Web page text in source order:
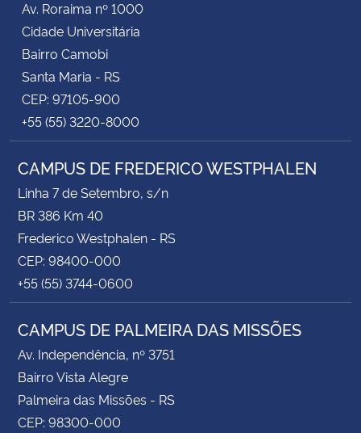
Av. Roraima nº 1000
Cidade Universitária
Bairro Camobi
Santa Maria - RS
CEP: 97105-900
+55 (55) 3220-8000
CAMPUS DE FREDERICO WESTPHALEN
Linha 7 de Setembro, s/n
BR 386 Km 40
Frederico Westphalen - RS
CEP: 98400-000
+55 (55) 3744-0600
CAMPUS DE PALMEIRA DAS MISSÕES
Av. Independência, nº 3751
Bairro Vista Alegre
Palmeira das Missões - RS
CEP: 98300-000